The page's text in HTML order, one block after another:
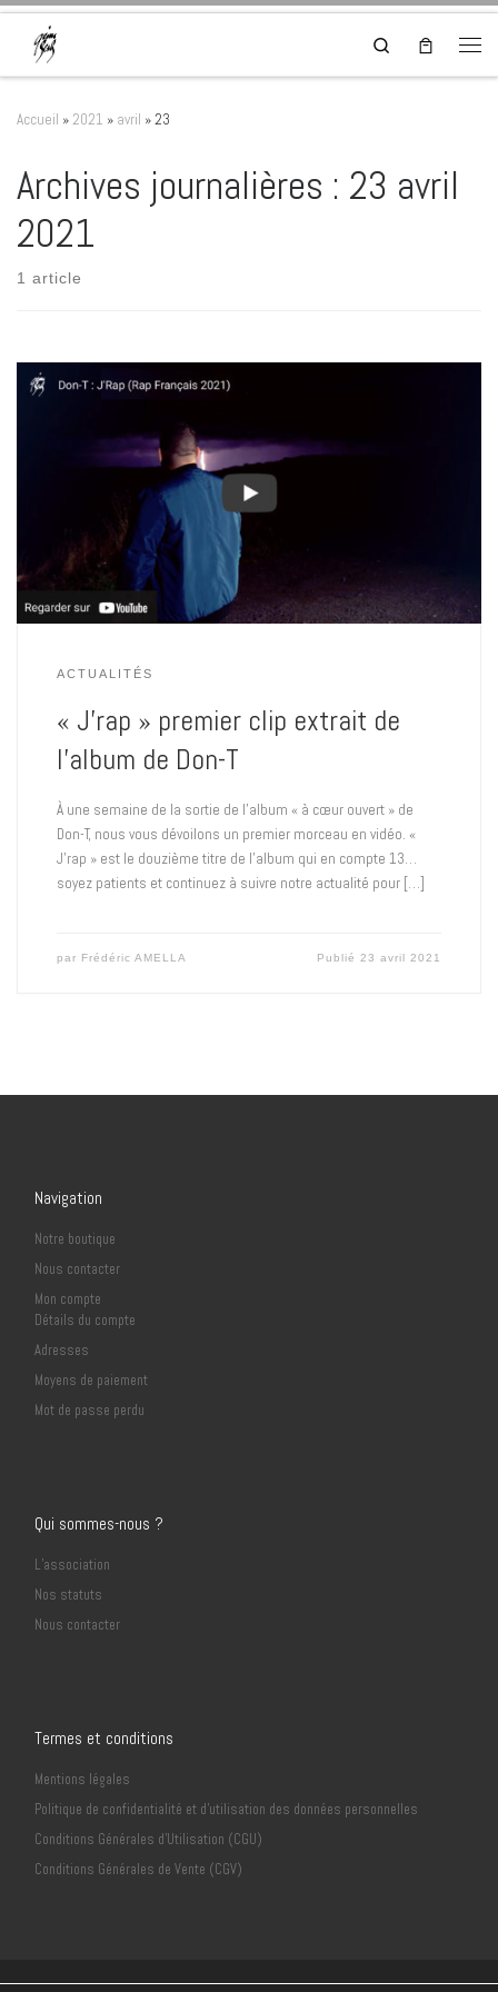
Skip to content
Search
Accueil »2021 » avril »23
Archives journalières : 23 avril
2021
1 article
ACTUALITÉS
« J’rap » premier clip extrait de
l’album de Don-T
À une semaine de la sortie de l’album « à cœur ouvert » de
Don-T, nous vous dévoilons un premier morceau en vidéo. «
J’rap » est le douzième titre de l’album qui en compte 13…
soyez patients et continuez à suivre notre actualité pour […]
par Frédéric AMELLA Publié23 avril 2021
Navigation
Notre boutique
Nous contacter
Mon compte
Détails du compte
Adresses
Moyens de paiement
Mot de passe perdu
Qui sommes-nous ?
L’association
Nos statuts
Nous contacter
Termes et conditions
Mentions légales
Politique de confidentialité et d’utilisation des données personnelles
Conditions Générales d’Utilisation (CGU)
Conditions Générales de Vente (CGV)